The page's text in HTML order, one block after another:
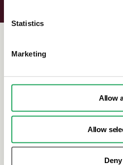
Statistics
Marketing
Allow
Allow
Deny
Relaterat
Trapets tilldelas
För femte året i rad har Trapets